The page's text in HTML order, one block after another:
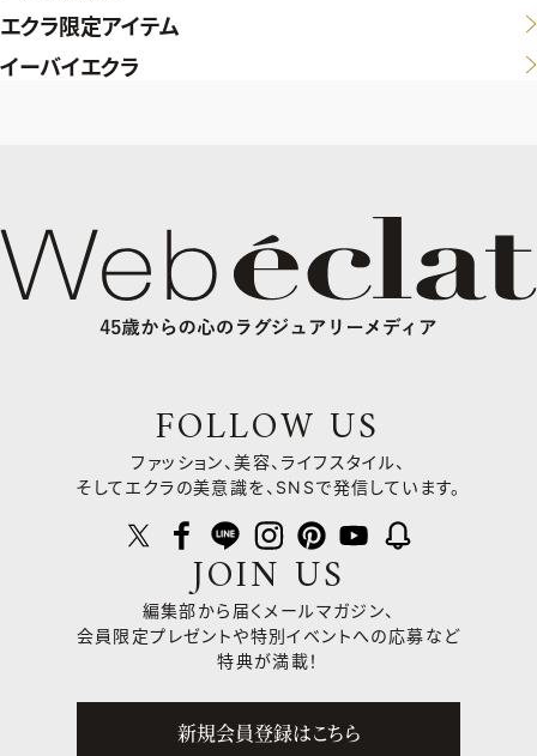
エクラ限定アイテム
イーバイエクラ
FOLLOW US
ファッション、美容、ライフスタイル、
そしてエクラの美意識を、SNSで発信しています。
JOIN US
編集部から届くメールマガジン、
会員限定プレゼントや特別イベントへの応募など
特典が満載！
新規会員登録はこちら